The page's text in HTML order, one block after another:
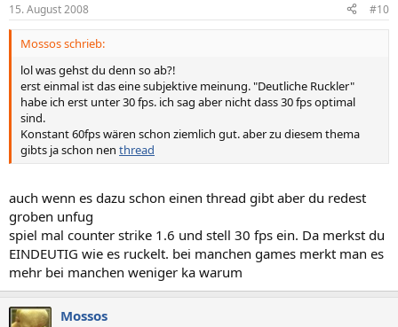
15. August 2008 #10
Mossos schrieb:
lol was gehst du denn so ab?!
erst einmal ist das eine subjektive meinung. "Deutliche Ruckler"
habe ich erst unter 30 fps. ich sag aber nicht dass 30 fps optimal
sind.
Konstant 60fps wären schon ziemlich gut. aber zu diesem thema
gibts ja schon nen thread
auch wenn es dazu schon einen thread gibt aber du redest
groben unfug
spiel mal counter strike 1.6 und stell 30 fps ein. Da merkst du
EINDEUTIG wie es ruckelt. bei manchen games merkt man es
mehr bei manchen weniger ka warum
Mossos